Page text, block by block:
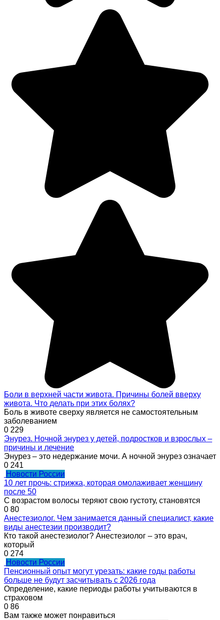
Боли в верхней части живота. Причины болей вверху
живота. Что делать при этих болях?
Боль в животе сверху является не самостоятельным
заболеванием
0 229
Энурез. Ночной энурез у детей, подростков и взрослых –
причины и лечение
Энурез – это недержание мочи. А ночной энурез означает
0 241
Новости России
10 лет прочь: стрижка, которая омолаживает женщину
после 50
С возрастом волосы теряют свою густоту, становятся
0 80
Анестезиолог. Чем занимается данный специалист, какие
виды анестезии производит?
Кто такой анестезиолог? Анестезиолог – это врач,
который
0 274
Новости России
Пенсионный опыт могут урезать: какие годы работы
больше не будут засчитывать с 2026 года
Определение, какие периоды работы учитываются в
страховом
0 86
Вам также может понравиться